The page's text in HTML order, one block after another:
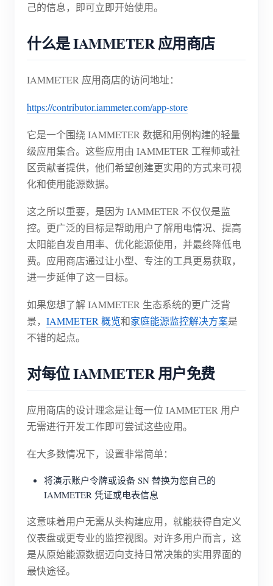
己的信息，即可立即开始使用。
什么是 IAMMETER 应用商店
IAMMETER 应用商店的访问地址：
https://contributor.iammeter.com/app-store
它是一个围绕 IAMMETER 数据和用例构建的轻量
级应用集合。这些应用由 IAMMETER 工程师或社
区贡献者提供，他们希望创建更实用的方式来可视
化和使用能源数据。
这之所以重要，是因为 IAMMETER 不仅仅是监
控。更广泛的目标是帮助用户了解用电情况、提高
太阳能自发自用率、优化能源使用，并最终降低电
费。应用商店通过让小型、专注的工具更易获取，
进一步延伸了这一目标。
如果您想了解 IAMMETER 生态系统的更广泛背
景， IAMMETER 概览和家庭能源监控解决方案是
不错的起点。
对每位 IAMMETER 用户免费
应用商店的设计理念是让每一位 IAMMETER 用户
无需进行开发工作即可尝试这些应用。
在大多数情况下，设置非常简单：
将演示账户令牌或设备 SN 替换为您自己的
IAMMETER 凭证或电表信息
这意味着用户无需从头构建应用，就能获得自定义
仪表盘或更专业的监控视图。对许多用户而言，这
是从原始能源数据迈向支持日常决策的实用界面的
最快途径。